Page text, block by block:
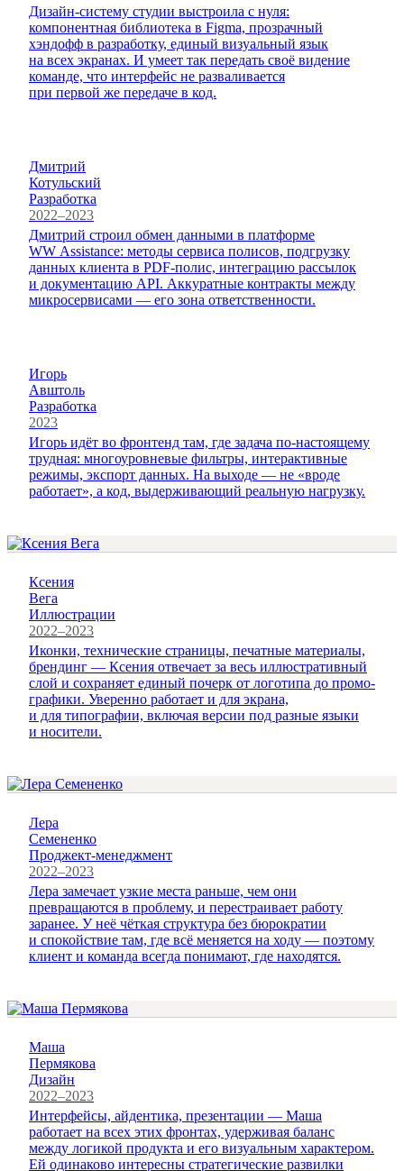
Дизайн-систему студии выстроила с нуля:
компонентная библиотека в Figma, прозрачный
хэндофф в разработку, единый визуальный язык
на всех экранах. И умеет так передать своё видение
команде, что интерфейс не разваливается
при первой же передаче в код.
Дмитрий
Котульский
Разработка
2022–2023
Дмитрий строил обмен данными в платформе
WW Assistance: методы сервиса полисов, подгрузку
данных клиента в PDF-полис, интеграцию рассылок
и документацию API. Аккуратные контракты между
микросервисами — его зона ответственности.
Игорь
Авштоль
Разработка
2023
Игорь идёт во фронтенд там, где задача по-настоящему
трудная: многоуровневые фильтры, интерактивные
режимы, экспорт данных. На выходе — не «вроде
работает», а код, выдерживающий реальную нагрузку.
Ксения
Вега
Иллюстрации
2022–2023
Иконки, технические страницы, печатные материалы,
брендинг — Ксения отвечает за весь иллюстративный
слой и сохраняет единый почерк от логотипа до промо-
графики. Уверенно работает и для экрана,
и для типографии, включая версии под разные языки
и носители.
Лера
Семененко
Проджект-менеджмент
2022–2023
Лера замечает узкие места раньше, чем они
превращаются в проблему, и перестраивает работу
заранее. У неё чёткая структура без бюрократии
и спокойствие там, где всё меняется на ходу — поэтому
клиент и команда всегда понимают, где находятся.
Маша
Пермякова
Дизайн
2022–2023
Интерфейсы, айдентика, презентации — Маша
работает на всех этих фронтах, удерживая баланс
между логикой продукта и его визуальным характером.
Ей одинаково интересны стратегические развилки